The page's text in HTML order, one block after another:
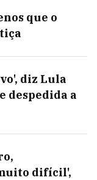
que o
diz Lula
despedida a
difícil',